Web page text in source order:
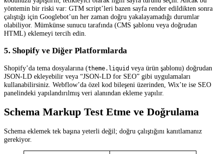
yöntemin bir riski var: GTM script’leri bazen sayfa render edildikten sonra
çalıştığı için Googlebot’un her zaman doğru yakalayamadığı durumlar
olabiliyor. Mümkünse sunucu tarafında (CMS şablonu veya doğrudan
HTML) eklemeyi tercih edin.
5. Shopify ve Diğer Platformlarda
Shopify’da tema dosyalarına (theme.liquid veya ürün şablonu) doğrudan
JSON-LD ekleyebilir veya “JSON-LD for SEO” gibi uygulamaları
kullanabilirsiniz. Webflow’da özel kod bileşeni üzerinden, Wix’te ise SEO
panelindeki yapılandırılmış veri alanından ekleme yapılır.
Schema Markup Test Etme ve Doğrulama
Schema eklemek tek başına yeterli değil; doğru çalıştığını kanıtlamanız
gerekiyor.